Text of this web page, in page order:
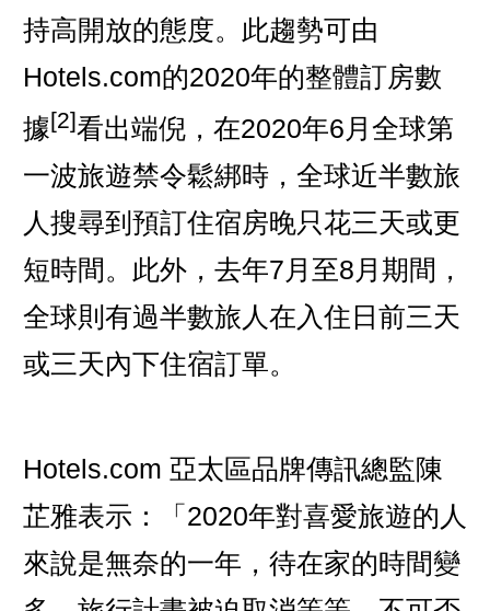
持高開放的態度。此趨勢可由
Hotels.com的2020年的整體訂房數
據[2]看出端倪，在2020年6月全球第
一波旅遊禁令鬆綁時，全球近半數旅
人搜尋到預訂住宿房晚只花三天或更
短時間。此外，去年7月至8月期間，
全球則有過半數旅人在入住日前三天
或三天內下住宿訂單。
Hotels.com 亞太區品牌傳訊總監陳
芷雅表示：「2020年對喜愛旅遊的人
來說是無奈的一年，待在家的時間變